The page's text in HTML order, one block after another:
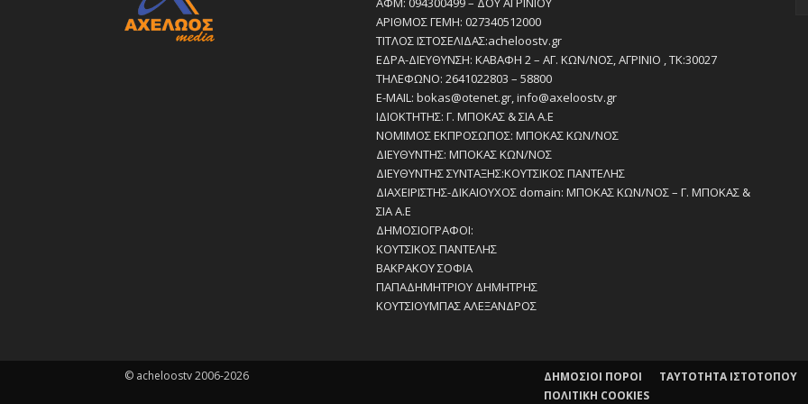
ΑΡΙΘΜΟΣ ΓΕΜΗ: 027340512000
ΤΙΤΛΟΣ ΙΣΤΟΣΕΛΙΔΑΣ:acheloostv.gr
ΕΔΡΑ-ΔΙΕΥΘΥΝΣΗ: ΚΑΒΑΦΗ 2 – ΑΓ. ΚΩΝ/ΝΟΣ, ΑΓΡΙΝΙΟ , ΤΚ:30027
ΤΗΛΕΦΩΝΟ: 2641022803 – 58800
E-MAIL: bokas@otenet.gr, info@axeloostv.gr
ΙΔΙΟΚΤΗΤΗΣ: Γ. ΜΠΟΚΑΣ & ΣΙΑ Α.Ε
ΝΟΜΙΜΟΣ ΕΚΠΡΟΣΩΠΟΣ: ΜΠΟΚΑΣ ΚΩΝ/ΝΟΣ
ΔΙΕΥΘΥΝΤΗΣ: ΜΠΟΚΑΣ ΚΩΝ/ΝΟΣ
ΔΙΕΥΘΥΝΤΗΣ ΣΥΝΤΑΞΗΣ:ΚΟΥΤΣΙΚΟΣ ΠΑΝΤΕΛΗΣ
ΔΙΑΧΕΙΡΙΣΤΗΣ-ΔΙΚΑΙΟΥΧΟΣ domain: ΜΠΟΚΑΣ ΚΩΝ/ΝΟΣ – Γ. ΜΠΟΚΑΣ &
ΣΙΑ Α.Ε
ΔΗΜΟΣΙΟΓΡΑΦΟΙ:
ΚΟΥΤΣΙΚΟΣ ΠΑΝΤΕΛΗΣ
ΒΑΚΡΑΚΟΥ ΣΟΦΙΑ
ΠΑΠΑΔΗΜΗΤΡΙΟΥ ΔΗΜΗΤΡΗΣ
ΚΟΥΤΣΙΟΥΜΠΑΣ ΑΛΕΞΑΝΔΡΟΣ
ΔΗΜΟΣΙΟΙ ΠΟΡΟΙ ΤΑΥΤΌΤΗΤΑ ΙΣΤΌΤΟΠΟΥ
ΠΟΛΙΤΙΚΗ COOKIES
© acheloostv 2006-2026